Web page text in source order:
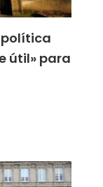
política
útil» para